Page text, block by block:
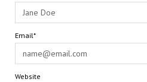
Email*
Website